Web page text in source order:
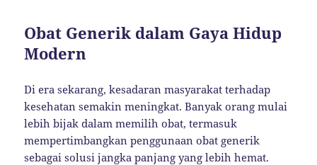
Obat Generik dalam Gaya Hidup
Modern
Di era sekarang, kesadaran masyarakat terhadap
kesehatan semakin meningkat. Banyak orang mulai
lebih bijak dalam memilih obat, termasuk
mempertimbangkan penggunaan obat generik
sebagai solusi jangka panjang yang lebih hemat.